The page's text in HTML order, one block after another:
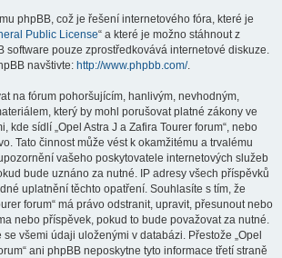
phpBB, což je řešení internetového fóra, které je
Public License“ a které je možno stáhnout z
software pouze zprostředkovává internetové diskuze.
navštivte: http://www.phpbb.com/.
na fórum pohoršujícím, hanlivým, nevhodným,
který by mohl porušovat platné zákony ve
kde sídlí „Opel Astra J a Zafira Tourer forum“, nebo
Tato činnost může vést k okamžitému a trvalému
vašeho poskytovatele internetových služeb
bude uznáno za nutné. IP adresy všech příspěvků
uplatnění těchto opatření. Souhlasíte s tím, že
forum“ má právo odstranit, upravit, přesunout nebo
nebo příspěvek, pokud to bude považovat za nutné.
všemi údaji uloženými v databázi. Přestože „Opel
ani phpBB neposkytne tyto informace třetí straně